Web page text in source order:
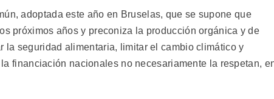
adoptada este año en Bruselas, que se supone que
próximos años y preconiza la producción orgánica y de
la seguridad alimentaria, limitar el cambio climático y
financiación nacionales no necesariamente la respetan,